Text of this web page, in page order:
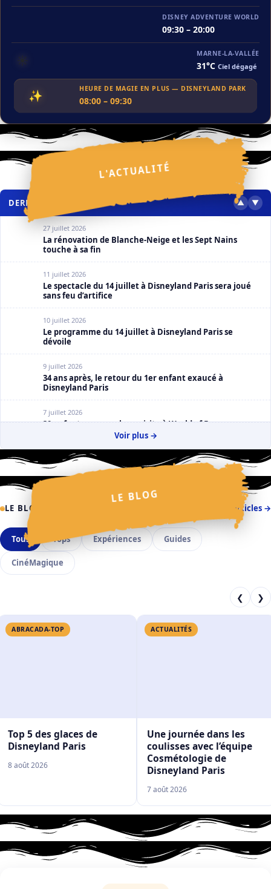
DISNEY ADVENTURE WORLD
09:30 – 20:00
☀️ MARNE-LA-VALLÉE
31°CCiel dégagé
✨ HEURE DE MAGIE EN PLUS — DISNEYLAND PARK
08:00 – 09:30
✦
✩
⋆ L'ACTUALITÉ
Festival Halloween Disney 2026 : ce que l’on sait
30 juillet 2026
DERNIERS ARTICLES ▲ ▼
27 juillet 2026
La rénovation de Blanche-Neige et les Sept Nains
touche à sa fin
11 juillet 2026
Le spectacle du 14 juillet à Disneyland Paris sera joué
sans feu d’artifice
10 juillet 2026
Le programme du 14 juillet à Disneyland Paris se
dévoile
9 juillet 2026
34 ans après, le retour du 1er enfant exaucé à
Disneyland Paris
7 juillet 2026
30 enfants espagnols en visite à World of Frozen
2 juillet 2026
La Cavalcade des Princesses Disney : Claire Salmon en
dévoile un peu plus
Voir plus →
✩ LE BLOG
LE BLOG Tous les articles →
Tous Tops Expériences Guides
CinéMagique
❮ ❯
ABRACADA-TOP
Top 5 des glaces de
Disneyland Paris
8 août 2026
ACTUALITÉS
Une journée dans les
coulisses avec l’équipe
Cosmétologie de
Disneyland Paris
7 août 2026